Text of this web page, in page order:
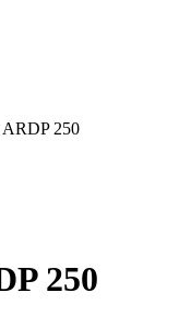
250
250